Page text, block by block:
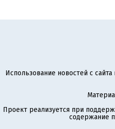
Использование новостей с
Проект реализуется при
содержание